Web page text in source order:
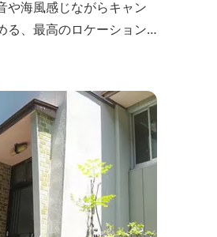
や海風感じながらキャン
る、最高のロケーション